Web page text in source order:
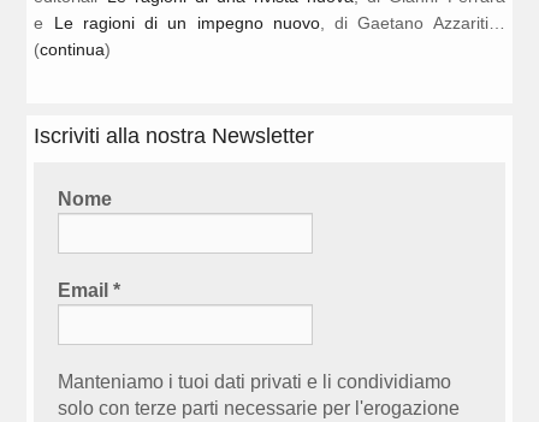
e Le ragioni di un impegno nuovo, di Gaetano Azzariti…
(continua)
Iscriviti alla nostra Newsletter
Nome
Email*
Manteniamo i tuoi dati privati e li condividiamo
solo con terze parti necessarie per l'erogazione